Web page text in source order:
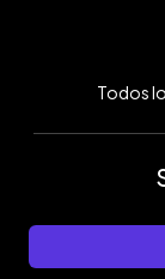
Todos